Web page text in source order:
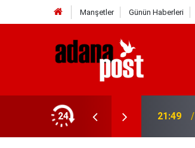
Manşetler Günün Haberleri
24
sabırsız ve öfkeli hissedebiliriz" 21:49